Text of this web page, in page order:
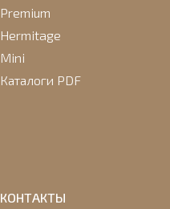
Premium
Hermitage
Mini
Каталоги PDF
КОНТАКТЫ